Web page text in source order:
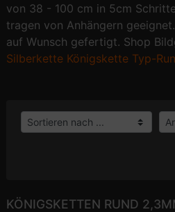
von 38 - 100 cm in 5cm
tragen von Anhängern
auf Wunsch gefertigt. Shop
Silberkette Königskette Typ-
KÖNIGSKETTEN RUND